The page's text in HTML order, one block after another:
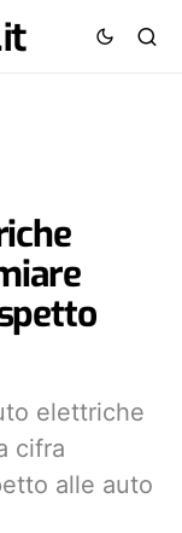
elettriche
cifra
alle auto